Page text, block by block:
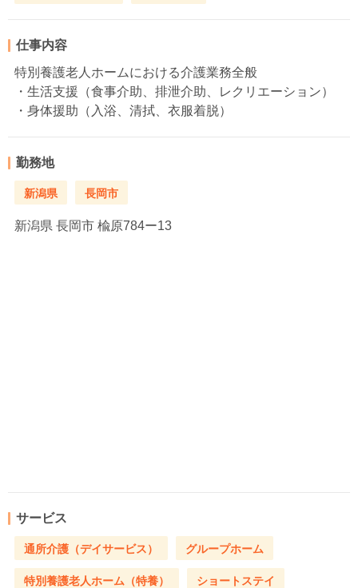
仕事内容
特別養護老人ホームにおける介護業務全般
・生活支援（食事介助、排泄介助、レクリエーション）
・身体援助（入浴、清拭、衣服着脱）
勤務地
新潟県 長岡市
新潟県 長岡市 楡原784ー13
サービス
通所介護（デイサービス） グループホーム
特別養護老人ホーム（特養） ショートステイ